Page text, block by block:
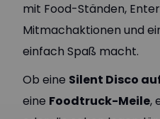
mit Food-Ständen,
Mitmachaktionen und
einfach Spaß macht.
Ob eine Silent Disco
eine Foodtruck-Meile,